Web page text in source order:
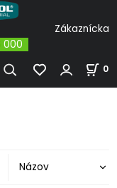
000
0